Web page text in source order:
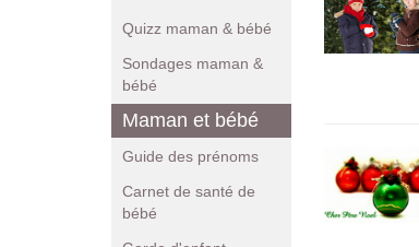
Quizz maman & bébé
Sondages maman &
bébé
Maman et bébé
Guide des prénoms
Carnet de santé de
bébé